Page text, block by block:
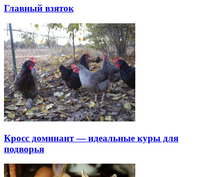
Главный взяток
Кросс доминант — идеальные куры для
подворья